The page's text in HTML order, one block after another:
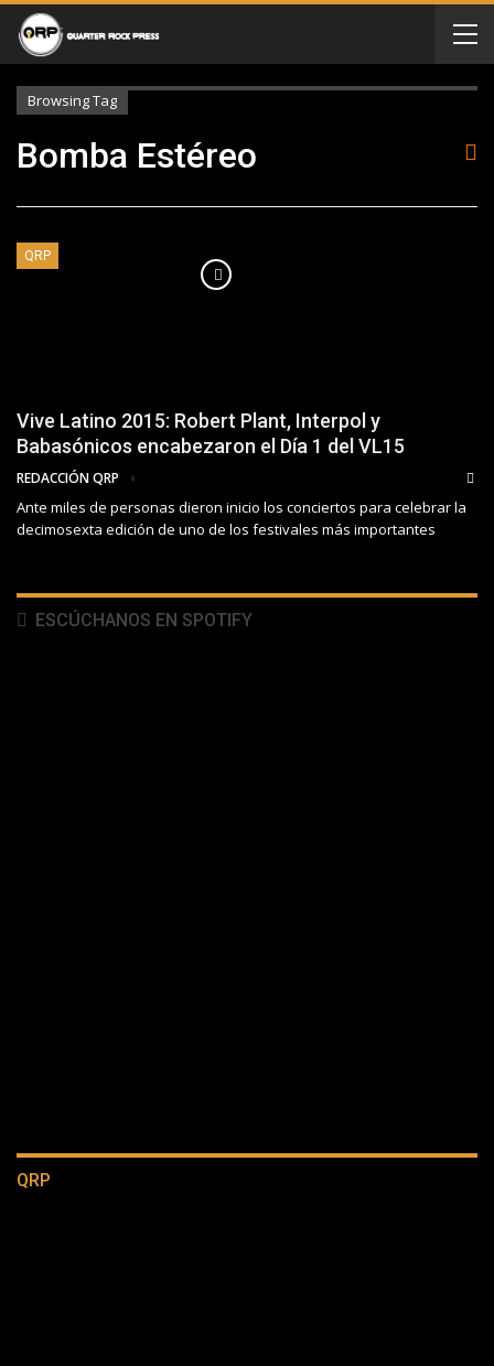
Browsing Tag
Bomba Estéreo
QRP
Vive Latino 2015: Robert Plant, Interpol y
Babasónicos encabezaron el Día 1 del VL15
REDACCIÓN QRP
Ante miles de personas dieron inicio los conciertos para celebrar la
decimosexta edición de uno de los festivales más importantes
ESCÚCHANOS EN SPOTIFY
QRP